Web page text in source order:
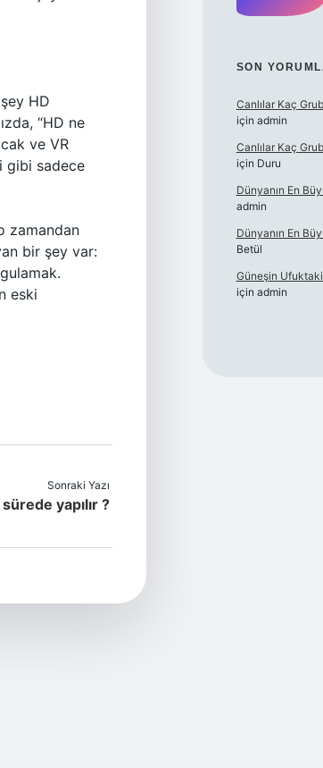
HD
“HD ne
ve VR
gibi sadece
zamandan
bir şey var:
eski
Sonraki Yazı
yapılır ?
SON
Canlılar Kaç
için admin
Canlılar Kaç
için Duru
Dünyanın En
admin
Dünyanın En
Betül
Güneşin Ufuktaki
için admin